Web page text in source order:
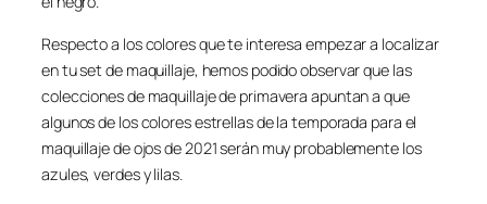
Respecto a los colores que te interesa empezar a localizar
en tu set de maquillaje, hemos podido observar que las
colecciones de maquillaje de primavera apuntan a que
algunos de los colores estrellas de la temporada para el
maquillaje de ojos de 2021 serán muy probablemente los
azules, verdes y lilas.